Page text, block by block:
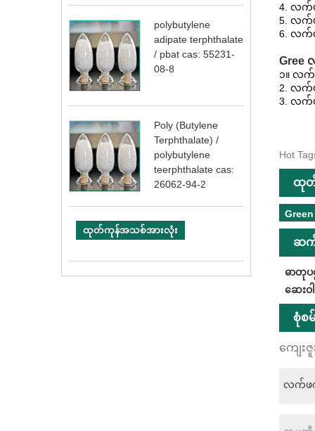
polybutylene
adipate terphthalate
/ pbat cas: 55231-
08-8
Poly (Butylene
Terphthalate) /
polybutylene
teerphthalate cas:
26062-94-2
ထုတ်ကုန်အသစ်အားလုံး
4. လက်
5. လက်
6. လက်
Gree
၁။ လ
2. လက်
3. လက်
Hot
ထုတ်
ဆက်
ဓာတုပစ္
ဆေးဝ
စုံစမ်
ကျေး